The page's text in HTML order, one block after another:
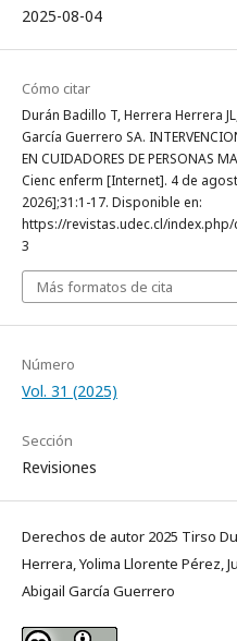
2025-08-04
Cómo citar
Durán Badillo T, Herrera Herrera
García Guerrero SA.
EN CUIDADORES DE PERSONAS
Cienc enferm [Internet]. 4 de
2026];31:1-17. Disponible en:
https://revistas.udec.cl/
3
Más formatos de cita
Número
Vol. 31 (2025)
Sección
Revisiones
Derechos de autor 2025 Tirso
Herrera, Yolima Llorente Pérez,
Abigail García Guerrero